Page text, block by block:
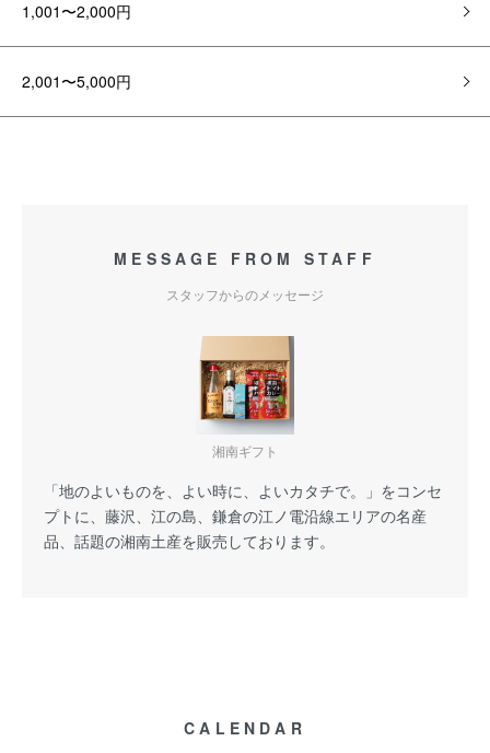
1,001〜2,000円
2,001〜5,000円
MESSAGE FROM STAFF
スタッフからのメッセージ
湘南ギフト
「地のよいものを、よい時に、よいカタチで。」をコンセ
プトに、藤沢、江の島、鎌倉の江ノ電沿線エリアの名産
品、話題の湘南土産を販売しております。
CALENDAR